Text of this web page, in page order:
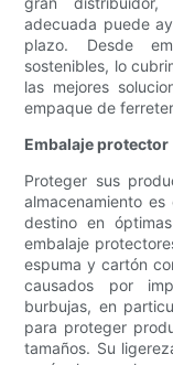
adecuada puede
plazo. Desde
sostenibles, lo
las mejores
empaque de
Embalaje protector
Proteger sus
almacenamiento
destino en
embalaje
espuma y cartón
causados ​​por
burbujas, en
para proteger
tamaños. Su